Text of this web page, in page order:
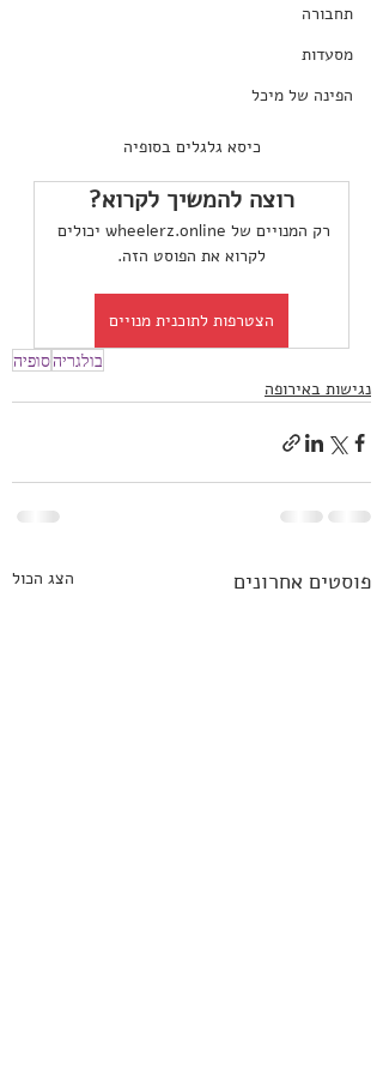
תחבורה
מסעדות
הפינה של מיכל
כיסא גלגלים בסופיה
רוצה להמשיך לקרוא?
רק המנויים של wheelerz.online יכולים
לקרוא את הפוסט הזה.
הצטרפות לתוכנית מנויים
בולגריהסופיה
נגישות באירופה
פוסטים אחרונים הצג הכול